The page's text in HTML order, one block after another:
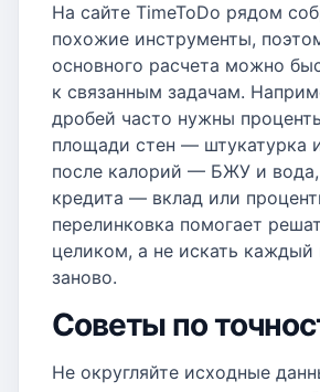
На сайте TimeToDo рядом
похожие инструменты,
основного расчета можно
к связанным задачам.
дробей часто нужны
площади стен — штукатурка
после калорий — БЖУ и вода,
кредита — вклад или
перелинковка помогает
целиком, а не искать каждый
заново.
Советы по
Не округляйте исходные